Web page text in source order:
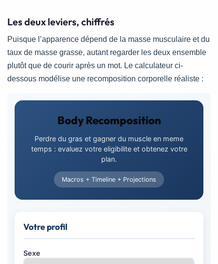
Les deux leviers, chiffrés
Puisque l’apparence dépend de la masse musculaire et du
taux de masse grasse, autant regarder les deux ensemble
plutôt que de courir après un mot. Le calculateur ci-
dessous modélise une recomposition corporelle réaliste :
Body Recomposition
Perdre du gras et gagner du muscle en meme
temps : evaluez votre eligibilite et obtenez votre
plan.
Macros + Timeline + Projections
Votre profil
Sexe